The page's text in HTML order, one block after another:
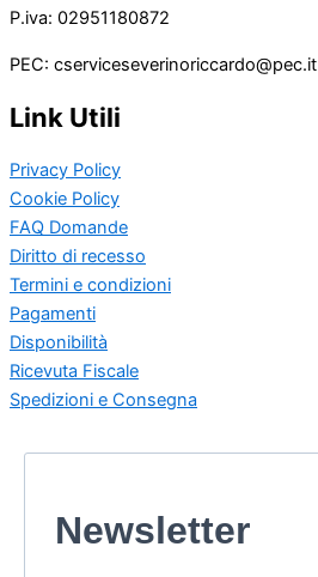
P.iva: 02951180872
PEC: cserviceseverinoriccardo@pec.it
Link Utili
Privacy Policy
Cookie Policy
FAQ Domande
Diritto di recesso
Termini e condizioni
Pagamenti
Disponibilità
Ricevuta Fiscale
Spedizioni e Consegna
Newsletter